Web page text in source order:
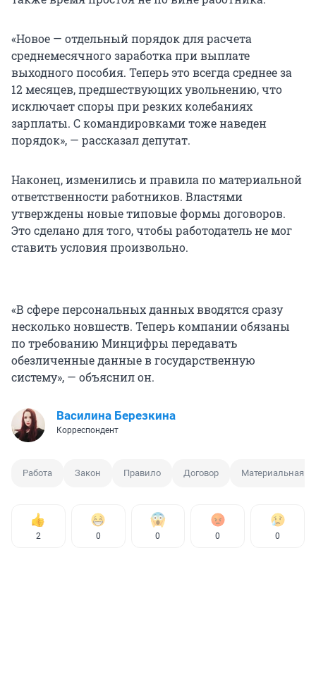
«Новое — отдельный порядок для расчета
среднемесячного заработка при выплате
выходного пособия. Теперь это всегда среднее за
12 месяцев, предшествующих увольнению, что
исключает споры при резких колебаниях
зарплаты. С командировками тоже наведен
порядок», — рассказал депутат.
Наконец, изменились и правила по материальной
ответственности работников. Властями
утверждены новые типовые формы договоров.
Это сделано для того, чтобы работодатель не мог
ставить условия произвольно.
«В сфере персональных данных вводятся сразу
несколько новшеств. Теперь компании обязаны
по требованию Минцифры передавать
обезличенные данные в государственную
систему», — объяснил он.
Василина Березкина
Корреспондент
Работа Закон Правило Договор Материальная
2 0 0 0 0